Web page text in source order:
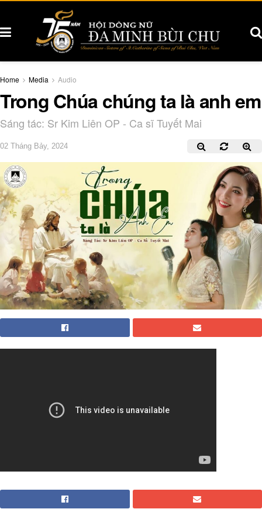
Home Media Audio
Trong Chúa chúng ta là anh em
Sáng tác: Sr Kim Liên OP - Ca sĩ Tuyết Mai
02 Tháng Bảy, 2024